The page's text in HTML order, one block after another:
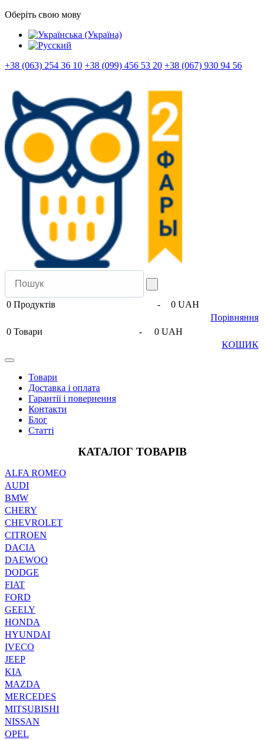
Оберіть свою мову
+38 (063) 254 36 10 +38 (099) 456 53 20 +38 (067) 930 94 56
0 Продуктів -
0 UAH
Порівняння
0 Товари -
0 UAH
КОШИК
Товари
Доставка і оплата
Гарантії і повернення
Контакти
Блог
Статті
КАТАЛОГ ТОВАРІВ
ALFA ROMEO
AUDI
BMW
CHERY
CHEVROLET
CITROEN
DACIA
DAEWOO
DODGE
FIAT
FORD
GEELY
HONDA
HYUNDAI
IVECO
JEEP
KIA
MAZDA
MERCEDES
MITSUBISHI
NISSAN
OPEL